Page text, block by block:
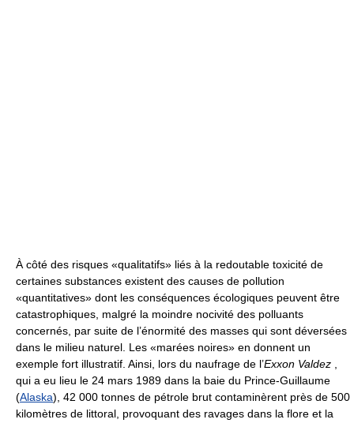
À côté des risques «qualitatifs» liés à la redoutable toxicité de
certaines substances existent des causes de pollution
«quantitatives» dont les conséquences écologiques peuvent être
catastrophiques, malgré la moindre nocivité des polluants
concernés, par suite de l’énormité des masses qui sont déversées
dans le milieu naturel. Les «marées noires» en donnent un
exemple fort illustratif. Ainsi, lors du naufrage de l’Exxon Valdez
qui a eu lieu le 24 mars 1989 dans la baie du Prince-Guillaume
(Alaska), 42 000 tonnes de pétrole brut contaminèrent près de 500
kilomètres de littoral, provoquant des ravages dans la flore et la